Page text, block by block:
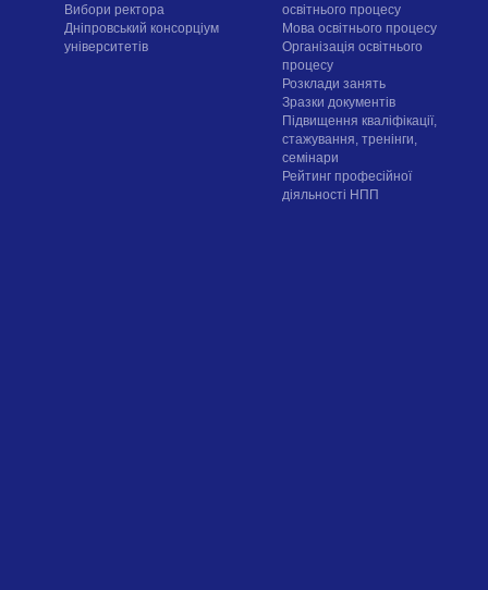
Вибори ректора
Дніпровський консорціум
університетів
освітнього процесу
Мова освітнього процесу
Організація освітнього
процесу
Розклади занять
Зразки документів
Підвищення кваліфікації,
стажування, тренінги,
семінари
Рейтинг професійної
діяльності НПП